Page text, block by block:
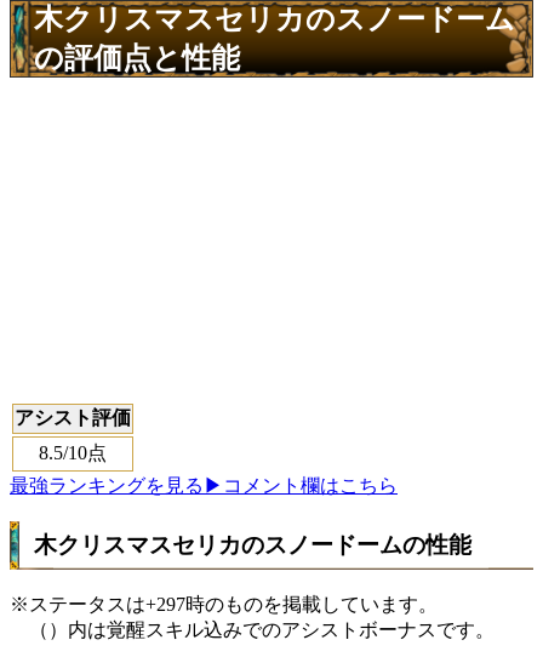
木クリスマスセリカのスノードーム
の評価点と性能
アシスト評価
8.5/10点
最強ランキングを見る ▶コメント欄はこちら
木クリスマスセリカのスノードームの性能
※ステータスは+297時のものを掲載しています。
（）内は覚醒スキル込みでのアシストボーナスです。